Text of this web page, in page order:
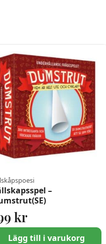
priset
priset är:
–
kr
Lägg till i varukorg